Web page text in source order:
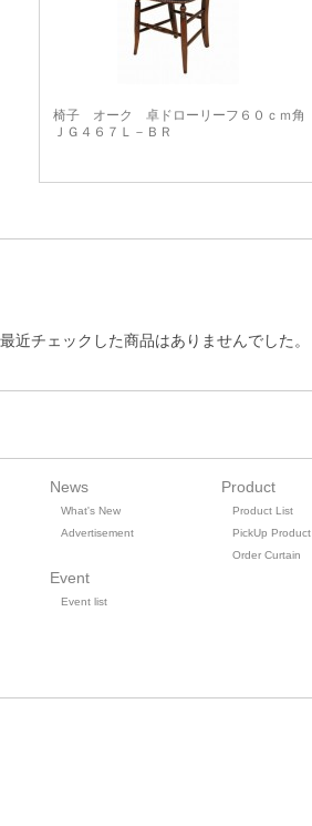
椅子 オーク 卓ドローリーフ６０ｃｍ角
ＪＧ４６７Ｌ－ＢＲ
最近チェックした商品はありませんでした。
News
What's New
Advertisement
Event
Event list
Product
Product List
PickUp Product
Order Curtain